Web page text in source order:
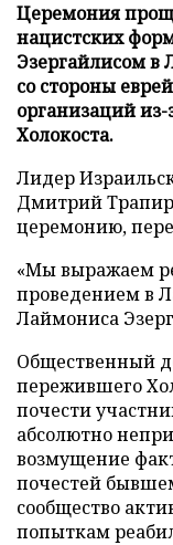
Церемония
нацистских
Эзергайлисом в
со стороны
организаций
Холокоста.
Лидер
Дмитрий
церемонию,
«Мы выражаем
проведением в
Лаймониса
Общественный
пережившего
почести
абсолютно
возмущение
почестей
сообщество
попыткам